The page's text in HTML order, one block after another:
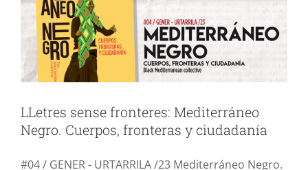
LLetres sense fronteres: Mediterráneo
Negro. Cuerpos, fronteras y ciudadanía
#04 / GENER - URTARRILA /23 Mediterráneo Negro.